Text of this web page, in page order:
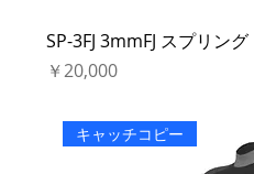
SP-3FJ 3mmFJ スプリング
価格
￥20,000
キャッチコピー